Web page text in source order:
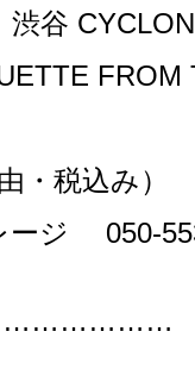
渋谷
FROM
・税込み）
ージ 050-